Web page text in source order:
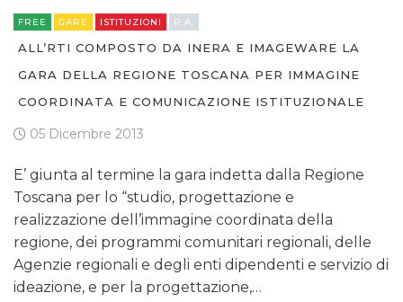
FREE GARE ISTITUZIONI P.A.
ALL’RTI COMPOSTO DA INERA E IMAGEWARE LA
GARA DELLA REGIONE TOSCANA PER IMMAGINE
COORDINATA E COMUNICAZIONE ISTITUZIONALE
05 Dicembre 2013
E’ giunta al termine la gara indetta dalla Regione
Toscana per lo “studio, progettazione e
realizzazione dell’immagine coordinata della
regione, dei programmi comunitari regionali, delle
Agenzie regionali e degli enti dipendenti e servizio di
ideazione, e per la progettazione,…